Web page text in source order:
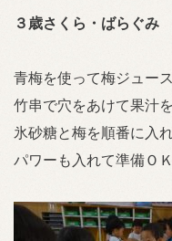
３歳さくら・ばらぐみ
青梅を使って梅ジュー
竹串で穴をあけて果汁
氷砂糖と梅を順番に入
パワーも入れて準備Ｏ